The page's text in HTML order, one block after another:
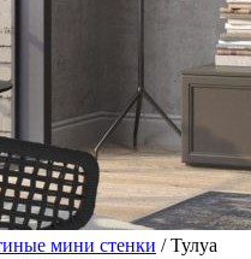
мини стенки / Тулуа